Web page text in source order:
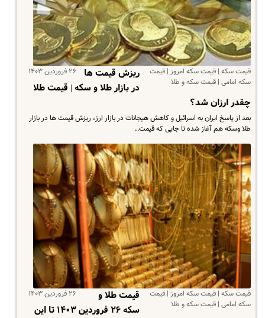
قیمت سکه | قیمت سکه امروز | قیمت
سکه امامی | قیمت سکه و طلا
۲۶ فروردین ۱۴۰۳
ریزش قیمت ها
در بازار طلا و سکه | قیمت طلا
چقدر ارزان شد؟
بعد از پاسخ ایران به اسرائیل و کاهش هیجانات در بازار ارز، ریزش قیمت ها در بازار
طلا وسکه هم آغاز شده تا جایی که قیمت…
قیمت سکه | قیمت سکه امروز | قیمت
سکه امامی | قیمت سکه و طلا
۲۶ فروردین ۱۴۰۳
قیمت طلا و
سکه ۲۶ فروردین ۱۴۰۳ تا این